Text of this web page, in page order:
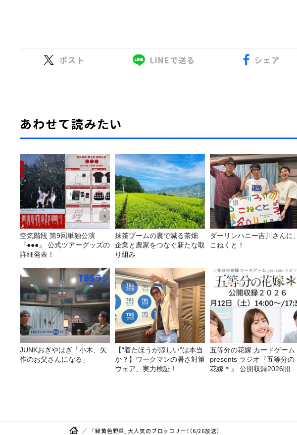
ポスト LINEで送る シェア
あわせて読みたい
空気階段 第9回単独公演
『●●●』 公式ツアーグッズの
詳細発表！
抹茶ブームの裏で減る茶畑
企業と農家をつなぐ新たな取
り組み
ダーリンハニー吉川さんに、
こねくと！
JUNKおぎやはぎ「小木、矢
作のお父さんになる」
【“着たほうが涼しい”は本当
か？】ワークマンの暑さ対策
ウェア、実力検証！
五等分の花嫁 カードゲーム
presents ラジオ『五等分の
花嫁＊』 公開収録2026開催
「緑黄色野菜」大人気のブロッコリー！（6/26放送）